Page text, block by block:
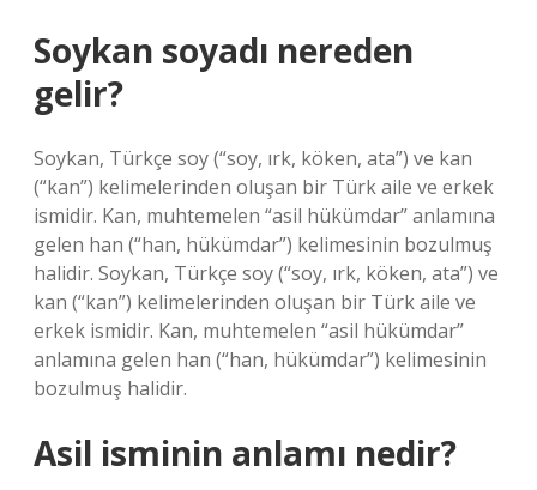
Soykan soyadı nereden
gelir?
Soykan, Türkçe soy (“soy, ırk, köken, ata”) ve kan
(“kan”) kelimelerinden oluşan bir Türk aile ve erkek
ismidir. Kan, muhtemelen “asil hükümdar” anlamına
gelen han (“han, hükümdar”) kelimesinin bozulmuş
halidir. Soykan, Türkçe soy (“soy, ırk, köken, ata”) ve
kan (“kan”) kelimelerinden oluşan bir Türk aile ve
erkek ismidir. Kan, muhtemelen “asil hükümdar”
anlamına gelen han (“han, hükümdar”) kelimesinin
bozulmuş halidir.
Asil isminin anlamı nedir?